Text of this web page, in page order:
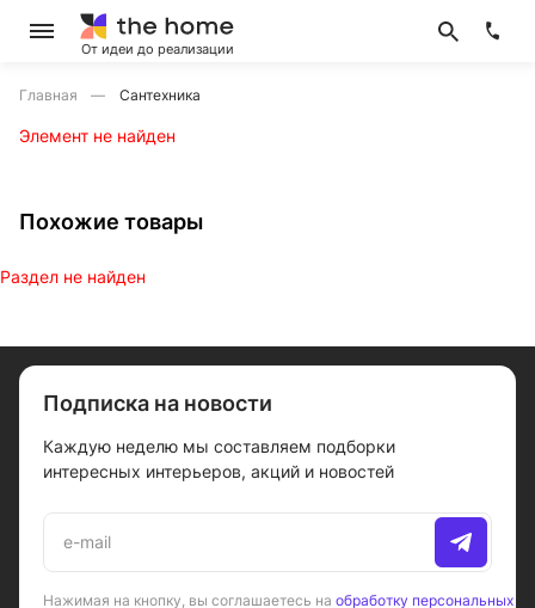
От идеи до реализации
Главная Сантехника
Элемент не найден
Похожие товары
Раздел не найден
Подписка на новости
Каждую неделю мы составляем подборки
интересных интерьеров, акций и новостей
Нажимая на кнопку, вы соглашаетесь на обработку персональных